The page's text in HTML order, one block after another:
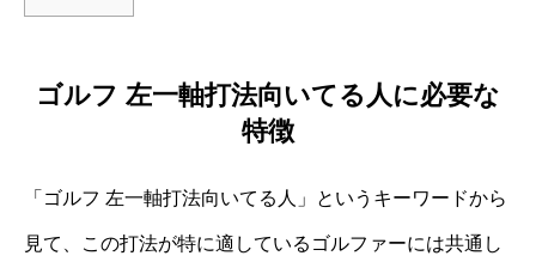
ゴルフ 左一軸打法向いてる人に必要な
特徴
「ゴルフ 左一軸打法向いてる人」というキーワードから
見て、この打法が特に適しているゴルファーには共通し